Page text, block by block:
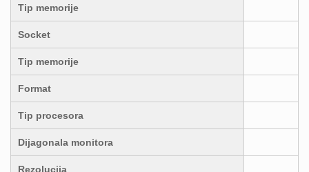
Tip memorije
Socket
Tip memorije
Format
Tip procesora
Dijagonala monitora
Rezolucija